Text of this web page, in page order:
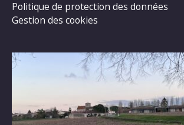
Politique de protection des données
Gestion des cookies